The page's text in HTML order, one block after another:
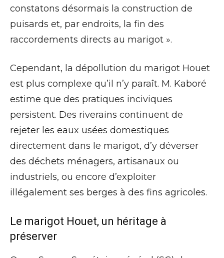
constatons désormais la construction de
puisards et, par endroits, la fin des
raccordements directs au marigot ».
Cependant, la dépollution du marigot Houet
est plus complexe qu’il n’y paraît. M. Kaboré
estime que des pratiques inciviques
persistent. Des riverains continuent de
rejeter les eaux usées domestiques
directement dans le marigot, d’y déverser
des déchets ménagers, artisanaux ou
industriels, ou encore d’exploiter
illégalement ses berges à des fins agricoles.
Le marigot Houet, un héritage à
préserver